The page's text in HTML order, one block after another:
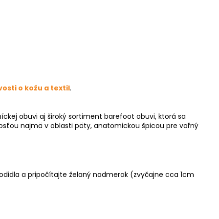
o kožu a textil.
obuvi aj široký sortiment barefoot obuvi, ktorá sa
najmä v oblasti päty, anatomickou špicou pre voľný
a pripočítajte želaný nadmerok (zvyčajne cca 1cm